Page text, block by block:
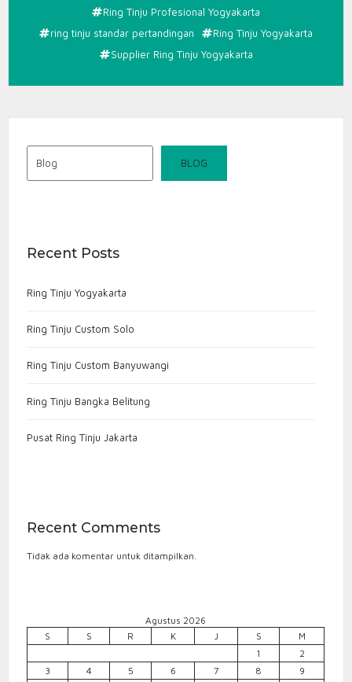
Ring Tinju Profesional Yogyakarta
ring tinju standar pertandingan
Ring Tinju Yogyakarta
Supplier Ring Tinju Yogyakarta
BLOG
Recent Posts
Ring Tinju Yogyakarta
Ring Tinju Custom Solo
Ring Tinju Custom Banyuwangi
Ring Tinju Bangka Belitung
Pusat Ring Tinju Jakarta
Recent Comments
Tidak ada komentar untuk ditampilkan.
Agustus 2026
S
S R K J S
M
1
2
3
4 5 6 7 8
9